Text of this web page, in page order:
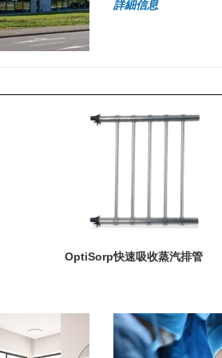
詳細信息
OptiSorp快速吸收蒸汽排管